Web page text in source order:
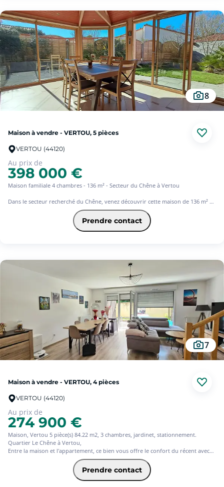
Profitez de belles prestations (pompe à chaleur, volets roulants électriques,
chauffage au sol, garanties décennales)
Elle n'attend que vous!
8
Maison à vendre - VERTOU, 5 pièces
VERTOU (44120)
Au prix de
398 000 €
Maison familiale 4 chambres - 136 m² - Secteur du Chêne à Vertou
Dans le secteur recherché du Chêne, venez découvrir cette maison de 136 m² en
parfait état, idéalement située au calme d'une impasse, un cadre privilégié pour
une vie de famille sereine.
Dès l'entrée, vous serez séduits par une atmosphère chaleureuse et conviviale.
pour profiter des beaux jours en toute tranquillité.
Le rez-de-chaussée propose également une chambre avec placards, un bureau
(idéal télétravail), un dressing, une salle de bains et un WC indépendant.
À l'étage, deux chambres vous attendent, dont une spacieuse avec sa salle d'eau
privative, offrant confort et indépendance.
Une buanderie ainsi qu'un atelier complètent l'ensemble, apportant des
espaces de rangement et de fonctionnalité supplémentaires.
Un bien clé en main, alliant confort, luminosité et calme absolu, une belle
opportunité pour une famille en quête de douceur de vivre.
Prendre contact
7
Maison à vendre - VERTOU, 4 pièces
VERTOU (44120)
Au prix de
274 900 €
Maison, Vertou 5 pièce(s) 84.22 m2, 3 chambres, jardinet, stationnement.
Quartier Le Chêne à Vertou,
Entre la maison et l'appartement, ce bien vous offre le confort du récent avec
un agencement fonctionnel. Entrée, pièce de vie donnant sur la terrasse et la
jardinet, cuisine ouverte, cellier et wc. A l'étage, un dégagement distribue 3
chambres dont une avec dressing, un wc et une salle de bains.
Cabanon sur la terrasse et stationnement en s.sol.
Prendre contact